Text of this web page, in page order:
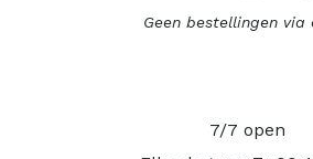
Geen bestellingen
7/7 open